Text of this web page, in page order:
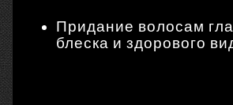
Придание волосам
блеска и здорового